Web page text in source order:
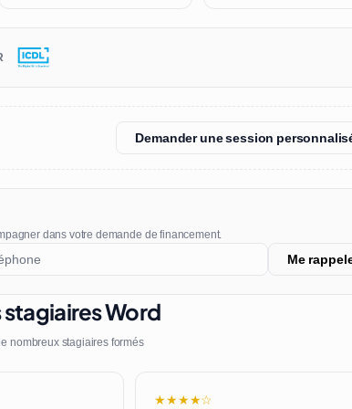
Demander une session
dans votre demande de financement.
Me
stagiaires Word
nombreux stagiaires formés
★★★★☆